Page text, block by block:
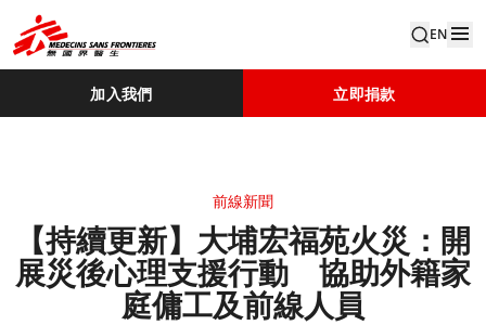
EN
加入我們 立即捐款
前線新聞
【持續更新】大埔宏福苑火災：開
展災後心理支援行動 協助外籍家
庭傭工及前線人員